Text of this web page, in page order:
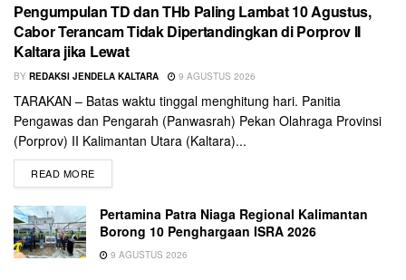
Pengumpulan TD dan THb Paling Lambat 10 Agustus,
Cabor Terancam Tidak Dipertandingkan di Porprov II
Kaltara jika Lewat
BY REDAKSI JENDELA KALTARA 9 AGUSTUS 2026
TARAKAN – Batas waktu tinggal menghitung hari. Panitia
Pengawas dan Pengarah (Panwasrah) Pekan Olahraga Provinsi
(Porprov) II Kalimantan Utara (Kaltara)...
READ MORE
Pertamina Patra Niaga Regional Kalimantan
Borong 10 Penghargaan ISRA 2026
9 AGUSTUS 2026